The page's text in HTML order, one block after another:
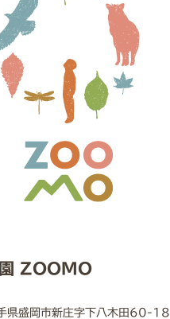
園 ZOOMO
盛岡市新庄字下八木田60-18